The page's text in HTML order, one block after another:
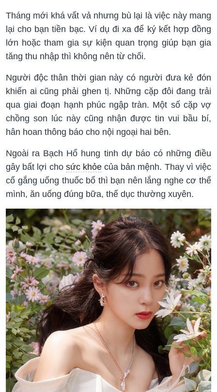
Tháng mới khá vất vả nhưng bù lại là việc này mang
lại cho bạn tiền bạc. Ví dụ đi xa để ký kết hợp đồng
lớn hoặc tham gia sự kiện quan trọng giúp bạn gia
tăng thu nhập thì không nên từ chối.
Người độc thân thời gian này có người đưa kẻ đón
khiến ai cũng phải ghen tị. Những cặp đôi đang trải
qua giai đoạn hạnh phúc ngập tràn. Một số cặp vợ
chồng son lúc này cũng nhận được tin vui bầu bí,
hân hoan thông báo cho nội ngoại hai bên.
Ngoài ra Bạch Hổ hung tinh dự báo có những điều
gây bất lợi cho sức khỏecủa bản mệnh. Thay vì việc
cố gắng uống thuốc bổ thì bạn nên lắng nghe cơ thể
mình, ăn uống đúng bữa, thể dục thường xuyên.